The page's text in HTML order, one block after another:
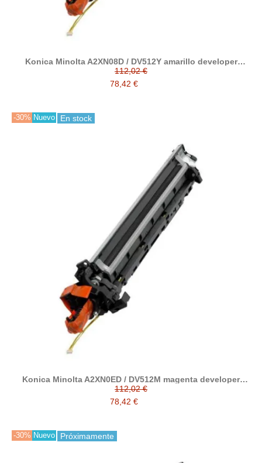
Konica Minolta A2XN08D / DV512Y amarillo developer
reciclado
112,02 €
78,42 €
-30% Nuevo En stock
Konica Minolta A2XN0ED / DV512M magenta developer
reciclado
112,02 €
78,42 €
-30% Nuevo Próximamente